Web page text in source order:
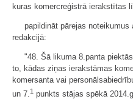
kuras komercreģistrā ierakstītas
papildināt pārejas
redakcijā:
"48. Šā likuma 8.panta
to, kādas ziņas ierakstāmas
komersanta vai
un 7. 1 punkts stājas spēkā